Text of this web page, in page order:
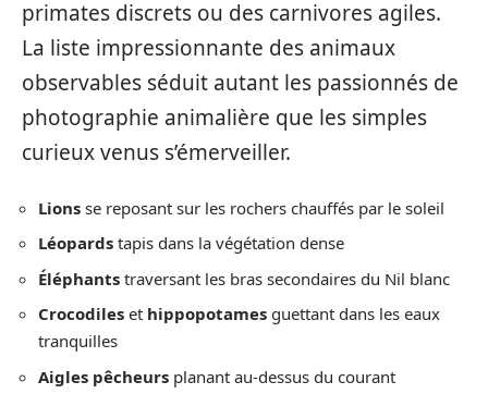
primates discrets ou des carnivores agiles.
La liste impressionnante des animaux
observables séduit autant les passionnés de
photographie animalière que les simples
curieux venus s’émerveiller.
Lions se reposant sur les rochers chauffés par le soleil
Léopards tapis dans la végétation dense
Éléphants traversant les bras secondaires du Nil blanc
Crocodiles et hippopotames guettant dans les eaux
tranquilles
Aigles pêcheurs planant au-dessus du courant